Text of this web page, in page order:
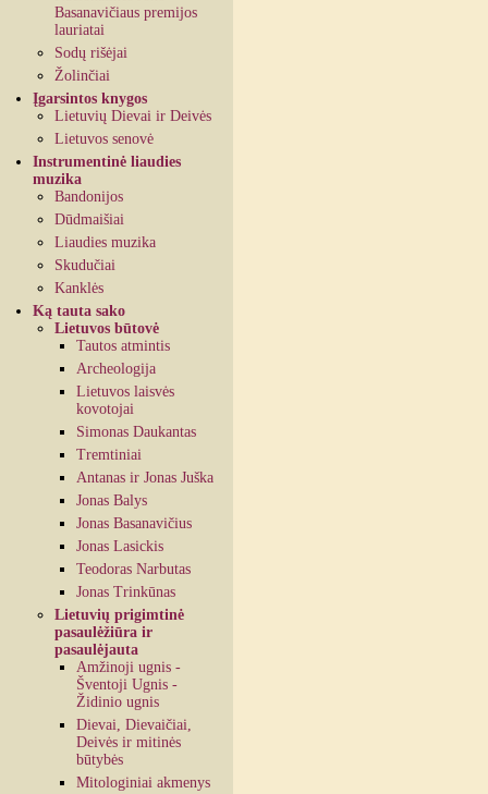
Basanavičiaus premijos
lauriatai
Sodų rišėjai
Žolinčiai
Įgarsintos knygos
Lietuvių Dievai ir Deivės
Lietuvos senovė
Instrumentinė liaudies
muzika
Bandonijos
Dūdmaišiai
Liaudies muzika
Skudučiai
Kanklės
Ką tauta sako
Lietuvos būtovė
Tautos atmintis
Archeologija
Lietuvos laisvės
kovotojai
Simonas Daukantas
Tremtiniai
Antanas ir Jonas Juška
Jonas Balys
Jonas Basanavičius
Jonas Lasickis
Teodoras Narbutas
Jonas Trinkūnas
Lietuvių prigimtinė
pasaulėžiūra ir
pasaulėjauta
Amžinoji ugnis -
Šventoji Ugnis -
Židinio ugnis
Dievai, Dievaičiai,
Deivės ir mitinės
būtybės
Mitologiniai akmenys